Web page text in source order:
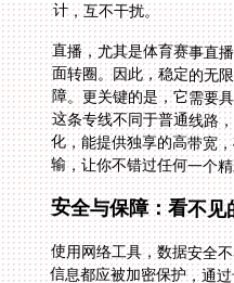
计，互不干扰。
直播，尤其是体育赛事直
面转圈。因此，稳定的无
障。更关键的是，它需要
这条专线不同于普通线路
化，能提供独享的高带宽
输，让你不错过任何一个
安全与保障：看不见
使用网络工具，数据安全
信息都应被加密保护，通
外，售后服务和技术支持
发断连，专业的技术团队